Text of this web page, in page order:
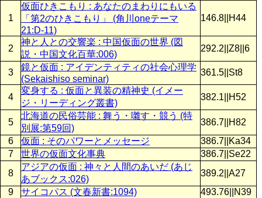
1
仮面ひきこもり : あなたのまわりにもいる
「第2のひきこもり」 (角川oneテーマ
21:D-11)
146.8||H44
2
神と人との交響楽 : 中国仮面の世界 (図
説・中国文化百華:006)
292.2||Z8||6
3
鏡と仮面 : アイデンティティの社会心理学
(Sekaishiso seminar)
361.5||St8
4
変身する : 仮面と異装の精神史 (イメー
ジ・リーディング叢書)
382.1||H52
5
北海道の民俗芸能 : 舞う・囃す・競う (特
別展:第59回)
386.7||H82
6
仮面 : そのパワーとメッセージ
386.7||Ka34
7
世界の仮面文化事典
386.7||Se22
8
アジアの仮面 : 神々と人間のあいだ (あじ
あブックス:026)
389.2||A27
9
サイコパス (文春新書:1094) 493.76||N39